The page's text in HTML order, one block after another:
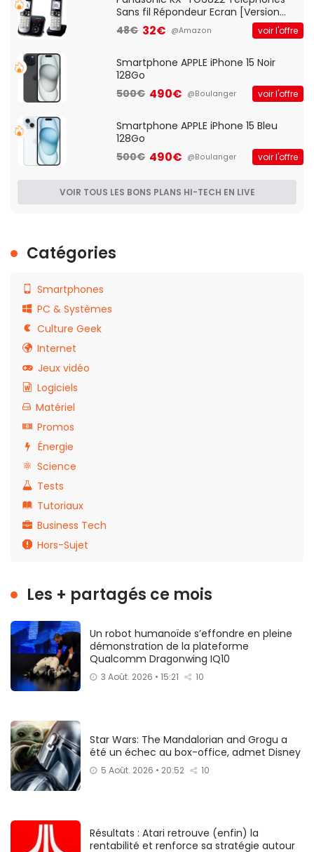
Sans fil Répondeur Ecran [Version
Française]
48€ 32€ @Amazon voir l'offre
Smartphone APPLE iPhone 15 Noir
128Go
500€ 490€ @Boulanger voir l'offre
Smartphone APPLE iPhone 15 Bleu
128Go
500€ 490€ @Boulanger voir l'offre
VOIR TOUS LES BONS PLANS HI-TECH EN LIVE
Catégories
Smartphones
PC & Systèmes
Culture Geek
Internet
Jeux vidéo
Logiciels
Matériel
Promos
Énergie
Science
Tests
Tutoriaux
Business Tech
Hors-Sujet
Les + partagés ce mois
Un robot humanoïde s’effondre en pleine
démonstration de la plateforme
Qualcomm Dragonwing IQ10
3 Août. 2026 • 15:21 10
Star Wars: The Mandalorian and Grogu a
été un échec au box-office, admet Disney
5 Août. 2026 • 20:52 10
Résultats : Atari retrouve (enfin) la
rentabilité et renforce sa stratégie autour